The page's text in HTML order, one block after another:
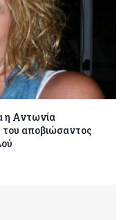
η Αντωνία
αποβιώσαντος